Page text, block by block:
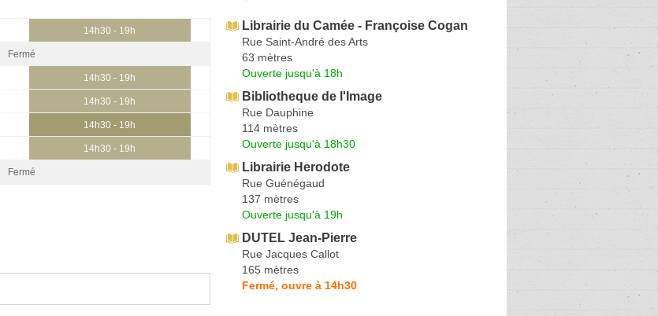
14h30 - 19h
Fermé
14h30 - 19h
14h30 - 19h
14h30 - 19h
14h30 - 19h
Fermé
Librairie du Camée - Françoise Cogan
Rue Saint-André des Arts
63 mètres
Ouverte jusqu'à 18h
Bibliotheque de l'Image
Rue Dauphine
114 mètres
Ouverte jusqu'à 18h30
Librairie Herodote
Rue Guénégaud
137 mètres
Ouverte jusqu'à 19h
DUTEL Jean-Pierre
Rue Jacques Callot
165 mètres
Fermé, ouvre à 14h30